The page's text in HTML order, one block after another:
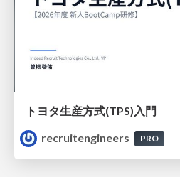
トヨタ⽣産⽅式(TPS)⼊⾨
recruitengineers
PRO